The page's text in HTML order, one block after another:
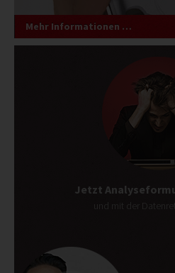
Mehr Informationen …
Jetzt
und mit der